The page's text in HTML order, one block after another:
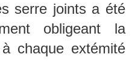
serre joints a été
obligeant la
chaque extémité